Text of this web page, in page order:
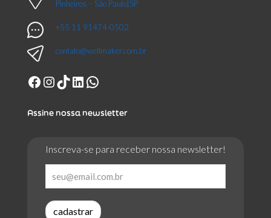
Pinheiros – São Paulo|SP
+55 11 91474-0502
contato@wellmaker.com.br
Facebook
Instagram
TikTok
LinkedIn
WhatsApp
Assine nossa newsletter
Inscreva-se para receber nossa newsletter!
cadastrar